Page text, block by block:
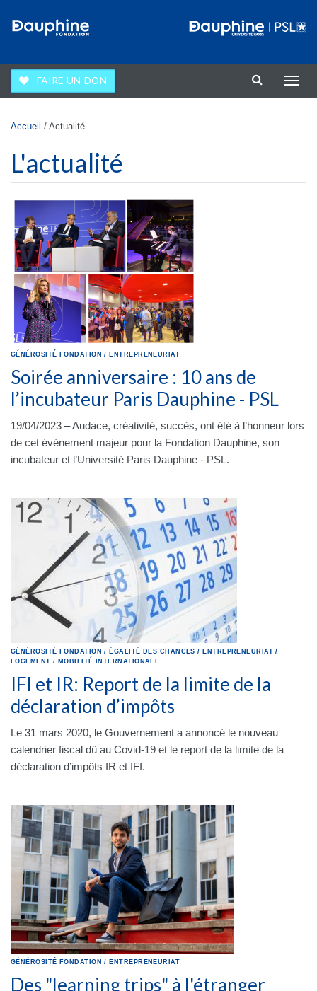
FAIRE UN DON
la
Vous êtes ici
Accueil / Actualité
L'actualité
GÉNÉROSITÉ FONDATION / ENTREPRENEURIAT
Soirée anniversaire : 10 ans de
l’incubateur Paris Dauphine - PSL
19/04/2023 – Audace, créativité, succès, ont été à l’honneur lors
de cet événement majeur pour la Fondation Dauphine, son
incubateur et l’Université Paris Dauphine - PSL.
GÉNÉROSITÉ FONDATION / ÉGALITÉ DES CHANCES / ENTREPRENEURIAT /
LOGEMENT / MOBILITÉ INTERNATIONALE
IFI et IR: Report de la limite de la
déclaration d’impôts
Le 31 mars 2020, le Gouvernement a annoncé le nouveau
calendrier fiscal dû au Covid-19 et le report de la limite de la
déclaration d’impôts IR et IFI.
GÉNÉROSITÉ FONDATION / ENTREPRENEURIAT
Des "learning trips" à l'étranger